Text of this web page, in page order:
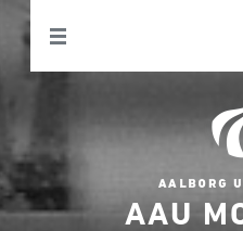
AAU